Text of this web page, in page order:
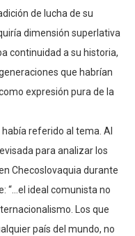
de lucha de su
dimensión superlativa
continuidad a su historia,
que habrían
expresión pura de la
referido al tema. Al
para analizar los
Checoslovaquia durante
“…el ideal comunista no
Los que
país del mundo, no